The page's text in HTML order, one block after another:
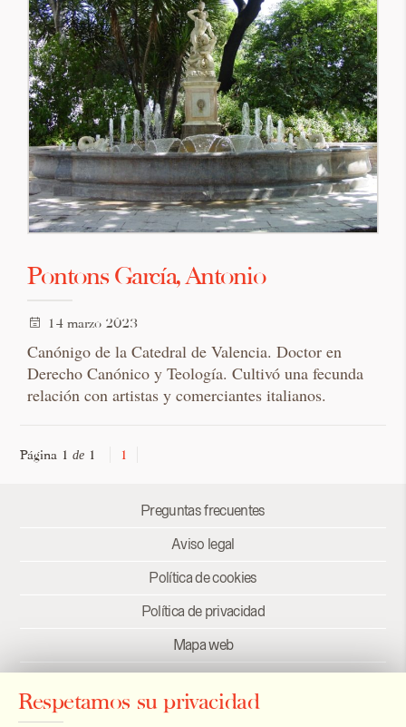
Pontons García, Antonio
14 marzo 2023
Canónigo de la Catedral de Valencia. Doctor en
Derecho Canónico y Teología. Cultivó una fecunda
relación con artistas y comerciantes italianos.
Página 1de 1 1
Preguntas frecuentes
Aviso legal
Política de cookies
Política de privacidad
Mapa web
Enlaces
Respetamos su privacidad